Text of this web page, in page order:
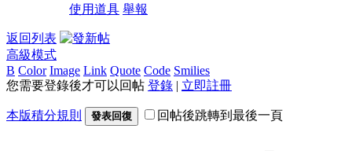
使用道具 舉報
返回列表
高級模式
B Color Image Link Quote Code Smilies
您需要登錄後才可以回帖 登錄 | 立即註冊
本版積分規則 發表回復 回帖後跳轉到最後一頁